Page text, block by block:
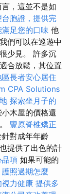
，這並不是如
胞證，提供完
足您的口味 他
們可以在巡遊中
少見。 許多沉
合放鬆，其位置
長者安心居住
CPA Solutions
探索坐月子的
木屋的價格還
豐原脊椎矯正
對成年年齡
提供了出色的計
品項 如果可能的
護照過期怎麼
力健康 提供多